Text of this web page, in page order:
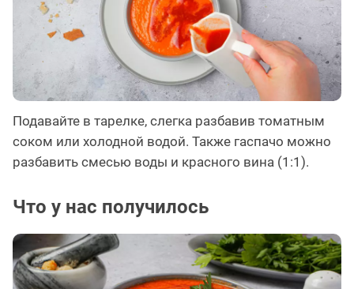
Подавайте в тарелке, слегка разбавив томатным
соком или холодной водой. Также гаспачо можно
разбавить смесью воды и красного вина (1:1).
Что у нас получилось